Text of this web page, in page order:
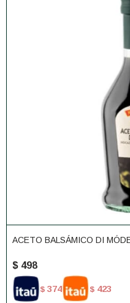
ACETO BALSÁMICO DI
$ 498
$ 374 $ 423